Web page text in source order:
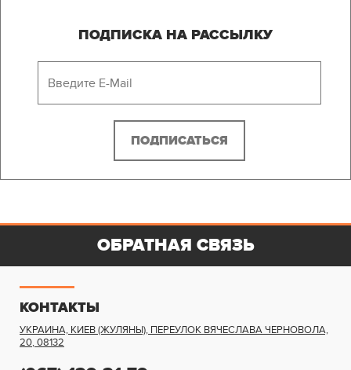
ПОДПИСКА НА РАССЫЛКУ
КОНТАКТЫ
УКРАИНА, КИЕВ (ЖУЛЯНЫ), ПЕРЕУЛОК ВЯЧЕСЛАВА ЧЕРНОВОЛА,
20,08132
ОБРАТНАЯ СВЯЗЬ